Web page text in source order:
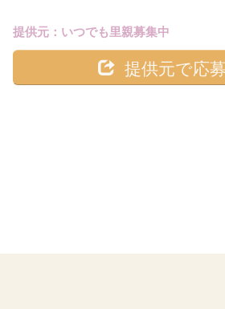
提供元：いつでも里親募集中
提供元で応